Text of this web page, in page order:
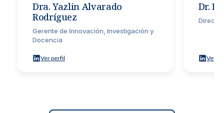
Dra. Yazlin Alvarado
Rodríguez
Gerente de Innovación, Investigación y
Docencia
Ver perfil
Dr.
Ver